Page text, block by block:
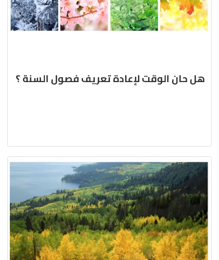
هل حان الوقت لإعادة تعريف فصول السنة ؟